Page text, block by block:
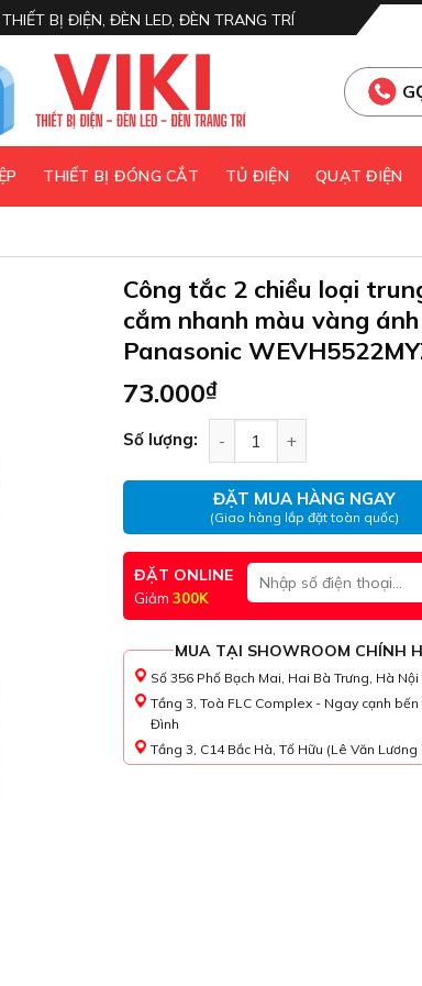
BỊ ĐIỆN, ĐÈN LED, ĐÈN TRANG TRÍ
THIẾT BỊ ĐÓNG CẮT TỦ ĐIỆN QUẠT ĐIỆN
Công tắc 2 chiều loại
cắm nhanh màu vàng
Panasonic
73.000₫
Số lượng: Công tắc 2 chiều loại
ĐẶT MUA HÀNG NGAY
(Giao hàng lắp đặt toàn quốc)
ĐẶT ONLINE
Giảm 300K
MUA TẠI SHOWROOM CHÍNH
Số 356 Phố Bạch Mai, Hai Bà Trưng, Hà Nội
Tầng 3, Toà FLC Complex - Ngay cạnh bến
Đình
Tầng 3, C14 Bắc Hà, Tố Hữu (Lê Văn